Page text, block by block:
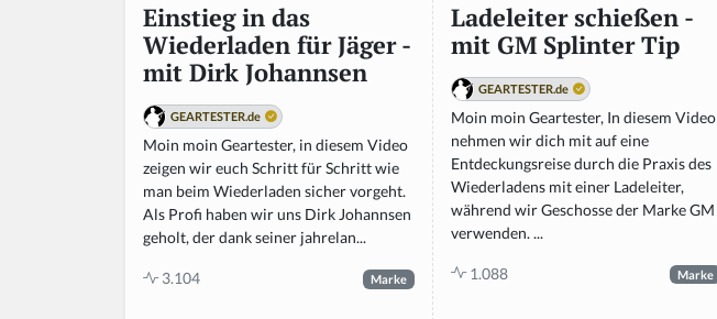
Einstieg in das
Wiederladen für Jäger -
mit Dirk Johannsen
GEARTESTER.de
Moin moin Geartester, in diesem Video
zeigen wir euch Schritt für Schritt wie
man beim Wiederladen sicher vorgeht.
Als Profi haben wir uns Dirk Johannsen
geholt, der dank seiner jahrelan...
3.104 Marke
Ladeleiter schießen -
mit GM Splinter Tip
GEARTESTER.de
Moin moin Geartester, In diesem Video
nehmen wir dich mit auf eine
Entdeckungsreise durch die Praxis des
Wiederladens mit einer Ladeleiter,
während wir Geschosse der Marke GM
verwenden. ...
1.088 Marke